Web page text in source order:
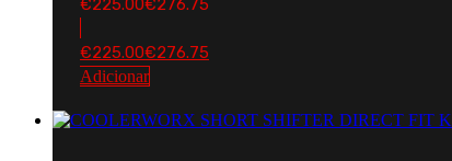
€225.00€276.75
€225.00€276.75
Adicionar